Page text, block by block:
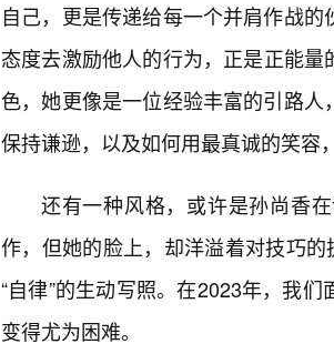
自己，更是传递给每一个并肩作战
态度去激励他人的行为，正是正能
色，她更像是一位经验丰富的引路
保持谦逊，以及如何用最真诚的笑容
还有一种风格，或许是孙尚香
作，但她的脸上，却洋溢着对技巧
“自律”的生动写照。在2023年，我
变得尤为困难。